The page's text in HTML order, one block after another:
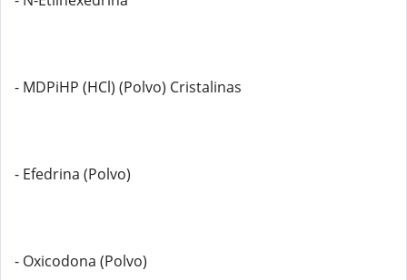
- MDPiHP (HCl) (Polvo) Cristalinas
- Efedrina (Polvo)
- Oxicodona (Polvo)